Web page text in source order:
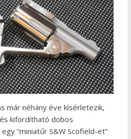
már néhány éve kísérletezik,
kifordítható dobos
“miniatűr S&W Scofield-et”